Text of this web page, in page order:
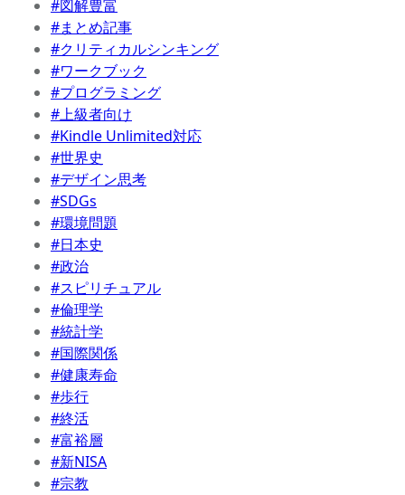
#図解豊富
#まとめ記事
#クリティカルシンキング
#ワークブック
#プログラミング
#上級者向け
#Kindle Unlimited対応
#世界史
#デザイン思考
#SDGs
#環境問題
#日本史
#政治
#スピリチュアル
#倫理学
#統計学
#国際関係
#健康寿命
#歩行
#終活
#富裕層
#新NISA
#宗教